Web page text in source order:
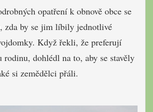
opatření k obnově obce se
zda by se jim líbily jednotlivé
Když řekli, že preferují
rodinu, dohlédl na to, aby se stavěly
si zemědělci přáli.